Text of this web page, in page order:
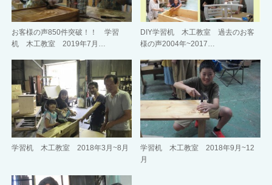
お客様の声850件突破！！ 学習
机 木工教室 2019年7月…
DIY学習机 木工教室 過去のお客
様の声2004年~2017…
学習机 木工教室 2018年3月~8月
学習机 木工教室 2018年9月~12
月